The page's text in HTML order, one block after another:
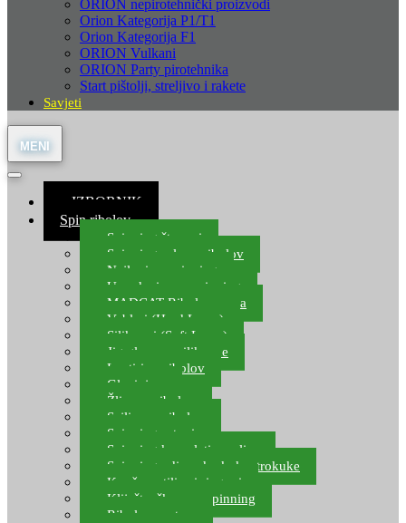
ORION nepirotehnički proizvodi
Orion Kategorija P1/T1
Orion Kategorija F1
ORION Vulkani
ORION Party pirotehnika
Start pištolji, streljivo i rakete
Savjeti
≡ IZBORNIK
Spin ribolov
Spinning štapovi
Spinning role za ribolov
Najloni za spinning
Upredenice za spinning
MADCAT Ribolov soma
Vobleri (Hard Lures)
Silikonci (Soft Lures)
Jig glave za silikonce
Leptiri za ribolov
Glavinjare
Žlice za ribolov
Sajlice za ribolov
Spinning setovi
Spinning kompleti varalica
Spinning udice, dvokuke, trokuke
Kopče, vrtilice i ringovi
Kliješta, škare za spinning
Ribolov pastrve